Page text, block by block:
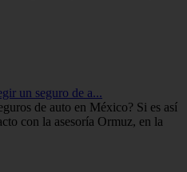
un seguro de a...
de auto en México? Si es así
con la asesoría Ormuz, en la